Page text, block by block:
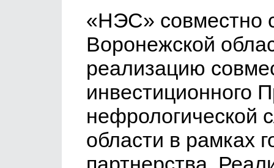
«НЭС» совместно
Воронежской
реализацию
инвестиционного
нефрологической
области в рамках